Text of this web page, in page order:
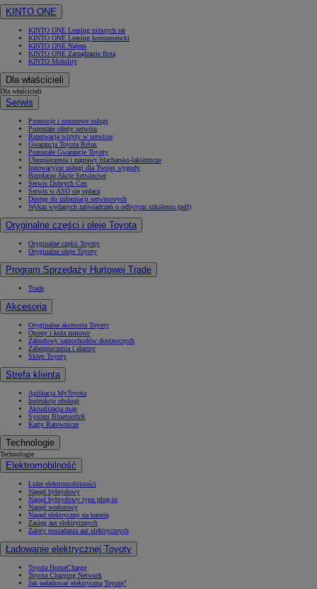
KINTO ONE
KINTO ONE Leasing niższych rat
KINTO ONE Leasing konsumencki
KINTO ONE Najem
KINTO ONE Zarządzanie flotą
KINTO Mobility
Dla właścicieli
Dla właścicieli
Serwis
Promocje i sezonowe usługi
Pozostałe oferty serwisu
Rezerwacja wizyty w serwisie
Gwarancja Toyota Relax
Pozostałe Gwarancje Toyoty
Ubezpieczenia i naprawy blacharsko-lakiernicze
Innowacyjne usługi dla Twojej wygody
Bezpłatne Akcje Serwisowe
Serwis Dobrych Cen
Serwis w ASO się opłaca
Dostęp do informacji serwisowych
Wykaz wydanych zaświadczeń o odbytym szkoleniu (pdf)
Oryginalne części i oleje Toyota
Oryginalne części Toyoty
Oryginalne oleje Toyoty
Program Sprzedaży Hurtowej Trade
Trade
Akcesoria
Oryginalne akcesoria Toyoty
Opony i koła zimowe
Zabudowy samochodów dostawczych
Zabezpieczenia i alarmy
Sklep Toyoty
Strefa klienta
Aplikacja MyToyota
Instrukcje obsługi
Aktualizacja map
System Bluetooth®
Karty Ratownicze
Technologie
Technologie
Elektromobilność
Lider elektromobilności
Napęd hybrydowy
Napęd hybrydowy typu plug-in
Napęd wodorowy
Napęd elektryczny na baterię
Zasięg aut elektrycznych
Zalety posiadania aut elektrycznych
Ładowanie elektrycznej Toyoty
Toyota HomeCharge
Toyota Charging Network
Jak naładować elektryczną Toyotę?